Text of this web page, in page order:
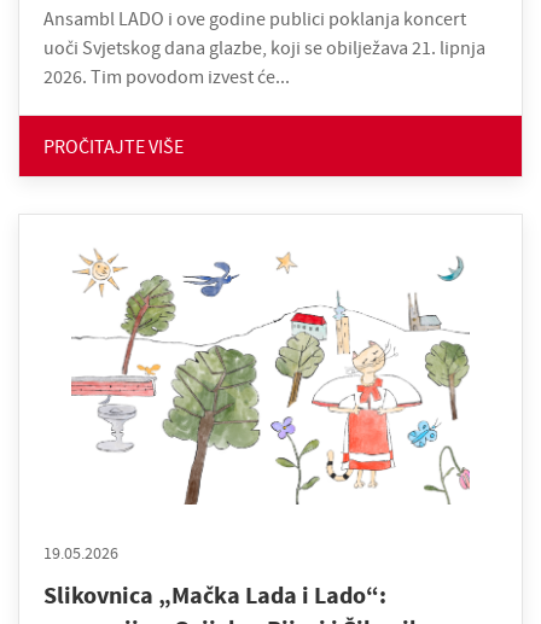
Ansambl LADO i ove godine publici poklanja koncert
uoči Svjetskog dana glazbe, koji se obilježava 21. lipnja
2026. Tim povodom izvest će...
PROČITAJTE VIŠE
19.05.2026
Slikovnica „Mačka Lada i Lado“: